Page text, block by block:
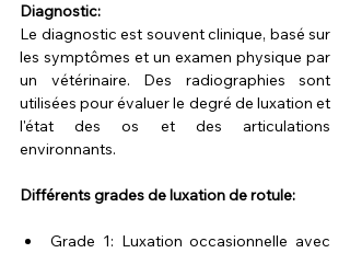
Diagnostic:
Le diagnostic est souvent clinique, basé sur
les symptômes et un examen physique par
un vétérinaire. Des radiographies sont
utilisées pour évaluer le degré de luxation et
l'état des os et des articulations
environnants.
Différents grades de luxation de rotule:
Grade 1: Luxation occasionnelle avec